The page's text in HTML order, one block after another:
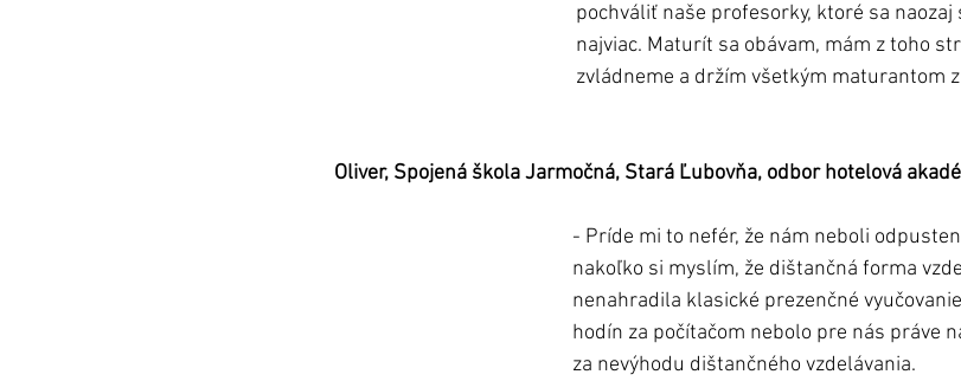
pochváliť naše profesorky, ktoré sa naozaj
najviac. Maturít sa obávam, mám z toho
zvládneme a držím všetkým maturantom
Oliver, Spojená škola Jarmočná, Stará Ľubovňa, odbor hotelová
- Príde mi to nefér, že nám neboli
nakoľko si myslím, že dištančná forma
nenahradila klasické prezenčné
hodín za počítačom nebolo pre nás práve
za nevýhodu dištančného vzdelávania.